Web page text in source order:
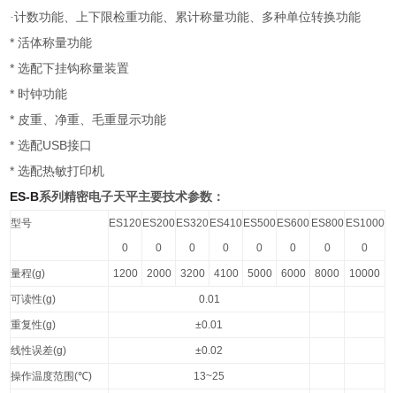
·计数功能、上下限检重功能、累计称量功能、多种单位转换功能
*活体称量功能
*选配下挂钩称量装置
* 时钟功能
* 皮重、净重、毛重显示功能
*选配USB接口
*选配热敏打印机
ES-B系列精密电子天平主要技术参数：
型号
ES120
0
ES200
0
ES320
0
ES410
0
ES500
0
ES600
0
ES800
0
ES1000
0
量程(g) 1200 2000 3200 4100 5000 6000 8000 10000
可读性(g) 0.01
重复性(g) ±0.01
线性误差(g) ±0.02
操作温度范围(℃) 13~25